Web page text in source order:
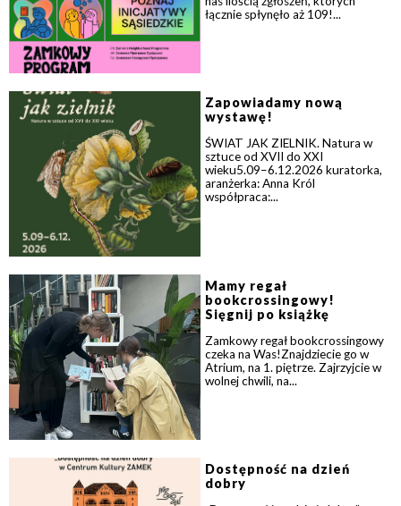
łącznie spłynęło aż 109!...
Zapowiadamy nową
wystawę!
ŚWIAT JAK ZIELNIK. Natura w
sztuce od XVII do XXI
wieku5.09–6.12.2026 kuratorka,
aranżerka: Anna Król
współpraca:...
Mamy regał
bookcrossingowy!
Sięgnij po książkę
Zamkowy regał bookcrossingowy
czeka na Was!Znajdziecie go w
Atrium, na 1. piętrze. Zajrzyjcie w
wolnej chwili, na...
Dostępność na dzień
dobry